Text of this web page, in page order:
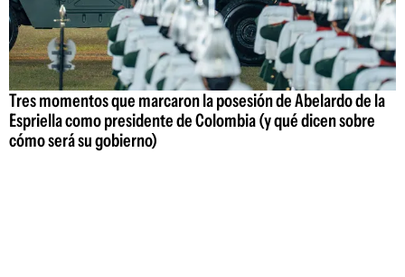
Tres momentos que marcaron la posesión de Abelardo de la
Espriella como presidente de Colombia (y qué dicen sobre
cómo será su gobierno)